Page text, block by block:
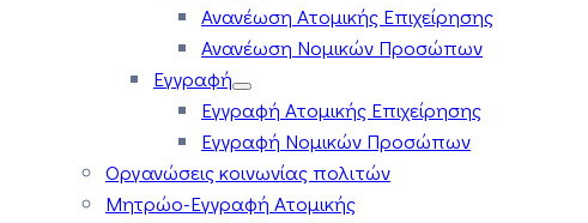
Ανανέωση Ατομικής Επιχείρησης
Ανανέωση Νομικών Προσώπων
Εγγραφή
Εγγραφή Ατομικής Επιχείρησης
Εγγραφή Νομικών Προσώπων
Οργανώσεις κοινωνίας πολιτών
Μητρώο-Εγγραφή Ατομικής